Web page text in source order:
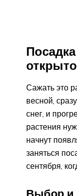
Сажать это
весной,
снег, и
растения
начнут
заняться
сентября,